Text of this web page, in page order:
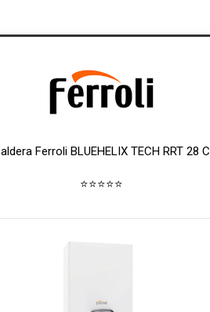
Ferroli BLUEHELIX TECH RRT 28 C
⭐⭐⭐⭐⭐